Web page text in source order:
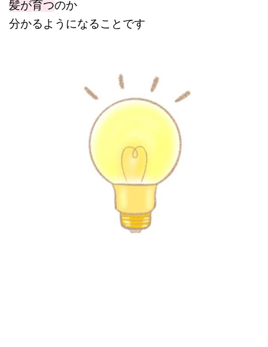
髪が育つのか
分かるようになることです